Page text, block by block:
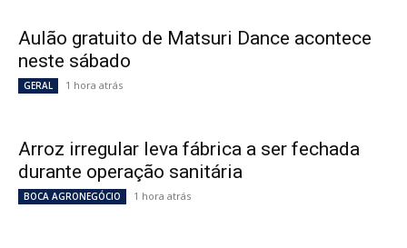
Aulão gratuito de Matsuri Dance acontece
neste sábado
GERAL 1 hora atrás
Arroz irregular leva fábrica a ser fechada
durante operação sanitária
BOCA AGRONEGÓCIO 1 hora atrás